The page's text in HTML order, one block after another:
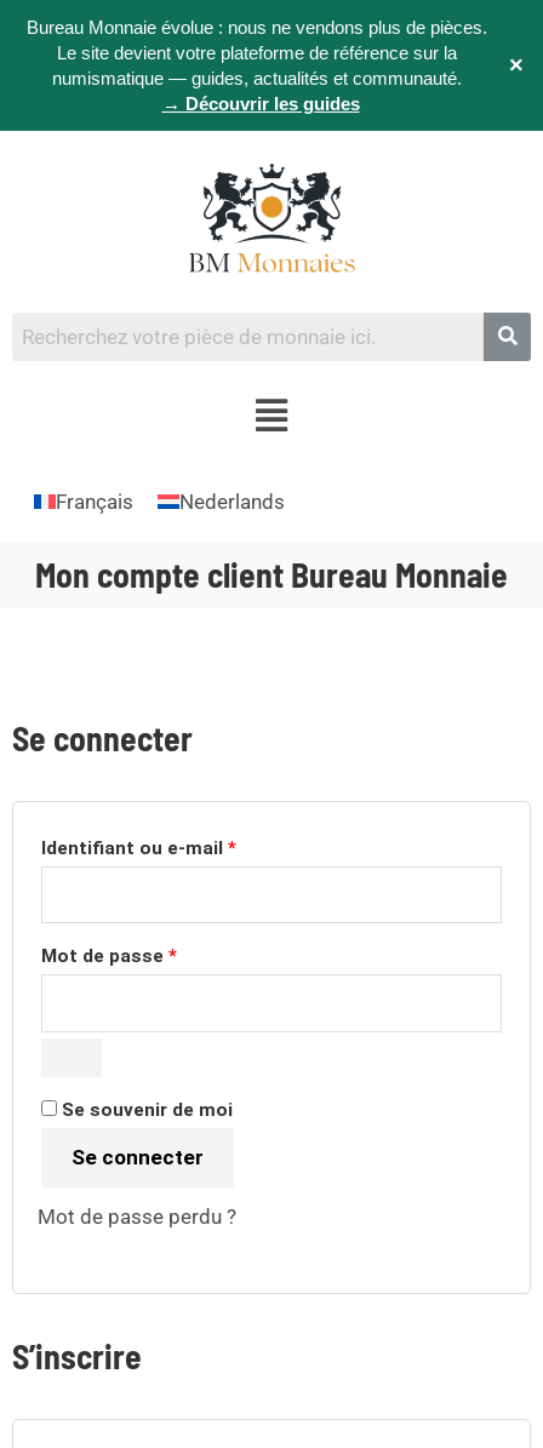
Bureau Monnaie évolue : nous ne vendons plus de pièces.
Le site devient votre plateforme de référence sur la
numismatique — guides, actualités et communauté.
→ Découvrir les guides
×
Français Nederlands
Mon compte client Bureau Monnaie
Se connecter
Identifiant ou e-mail *
Mot de passe *
Se souvenir de moi
Se connecter
Mot de passe perdu ?
S’inscrire